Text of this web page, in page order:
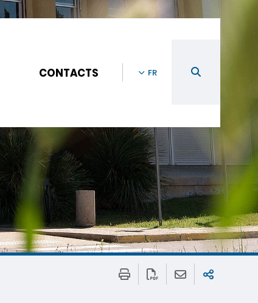
CONTACTS FR